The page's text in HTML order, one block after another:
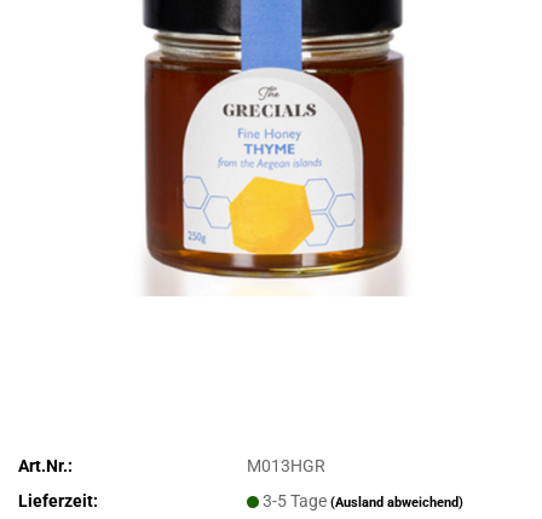
Art.Nr.:
M013HGR
Lieferzeit:
3-5 Tage(Ausland abweichend)